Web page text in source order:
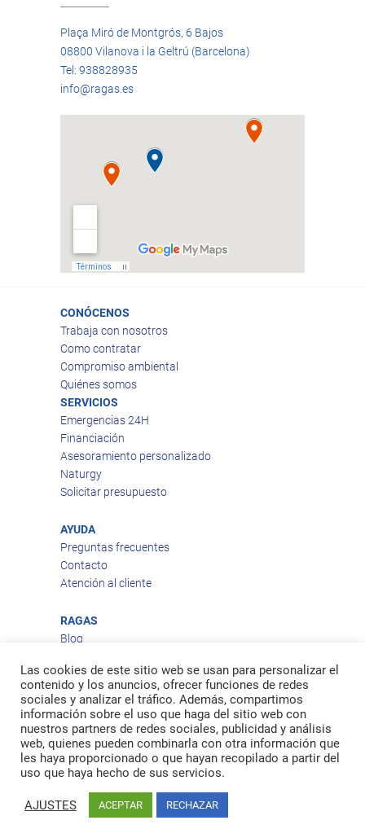
Plaça Miró de Montgrós, 6 Bajos
08800 Vilanova i la Geltrú (Barcelona)
Tel: 938828935
info@ragas.es
CONÓCENOS
Trabaja con nosotros
Como contratar
Compromiso ambiental
Quiénes somos
SERVICIOS
Emergencias 24H
Financiación
Asesoramiento personalizado
Naturgy
Solicitar presupuesto
AYUDA
Preguntas frecuentes
Contacto
Atención al cliente
RAGAS
Blog
Política de privacidad
Política de cookies
Política de envío
Política de devoluciones
© 2026Ragas
Las cookies de este sitio web se usan para personalizar el
contenido y los anuncios, ofrecer funciones de redes
sociales y analizar el tráfico. Además, compartimos
información sobre el uso que haga del sitio web con
nuestros partners de redes sociales, publicidad y análisis
web, quienes pueden combinarla con otra información que
les haya proporcionado o que hayan recopilado a partir del
uso que haya hecho de sus servicios.
AJUSTES ACEPTAR RECHAZAR